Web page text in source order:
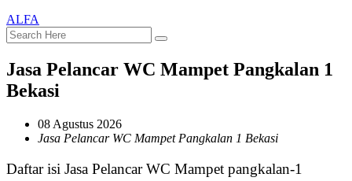
ALFA
Jasa Pelancar WC Mampet Pangkalan 1
Bekasi
08 Agustus 2026
Jasa Pelancar WC Mampet Pangkalan 1 Bekasi
Daftar isi Jasa Pelancar WC Mampet pangkalan-1